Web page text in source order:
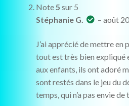
Note5 sur 5
Stéphanie G.
– août
J’ai apprécié de mettre
tout est très bien expliqué
aux enfants, ils ont adoré
sont restés dans le jeu du
temps, qui n’a pas envie